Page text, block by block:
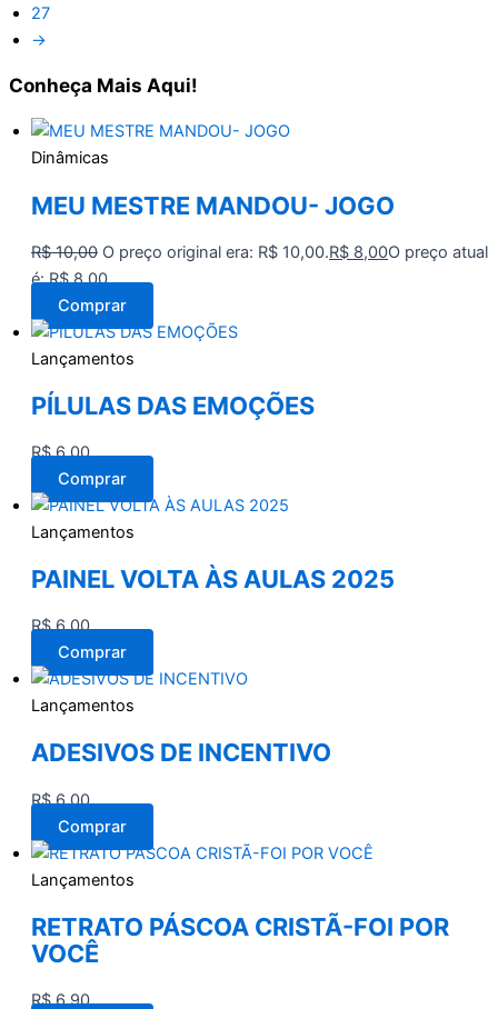
27
→
Conheça Mais Aqui!
Dinâmicas
MEU MESTRE MANDOU- JOGO
R$10,00 O preço original era: R$ 10,00.R$ 8,00O preço atual
é: R$ 8,00.
Comprar
Lançamentos
PÍLULAS DAS EMOÇÕES
R$6,00
Comprar
Lançamentos
PAINEL VOLTA ÀS AULAS 2025
R$6,00
Comprar
Lançamentos
ADESIVOS DE INCENTIVO
R$6,00
Comprar
Lançamentos
RETRATO PÁSCOA CRISTÃ-FOI POR
VOCÊ
R$6,90